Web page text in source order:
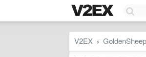
V2EX › GoldenSheep